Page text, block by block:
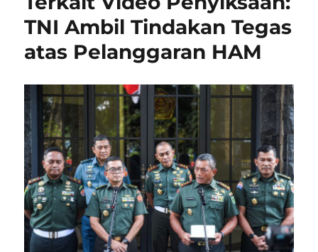
TNI Ambil Tindakan Tegas
atas Pelanggaran HAM